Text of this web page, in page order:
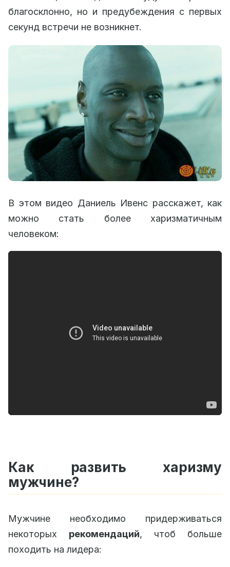
благосклонно, но и предубеждения с первых
секунд встречи не возникнет.
В этом видео Даниель Ивенс расскажет, как
можно стать более харизматичным
человеком:
Как развить харизму
мужчине?
Мужчине необходимо придерживаться
некоторых рекомендаций, чтоб больше
походить на лидера: